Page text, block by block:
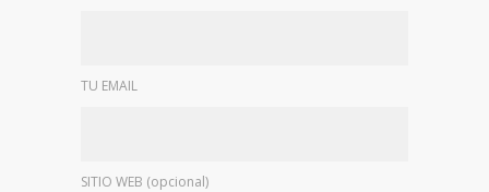
TU EMAIL
SITIO WEB (opcional)